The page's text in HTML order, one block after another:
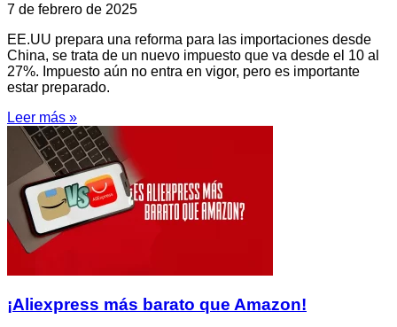
7 de febrero de 2025
EE.UU prepara una reforma para las importaciones desde
China, se trata de un nuevo impuesto que va desde el 10 al
27%. Impuesto aún no entra en vigor, pero es importante
estar preparado.
Leer más »
¡Aliexpress más barato que Amazon!